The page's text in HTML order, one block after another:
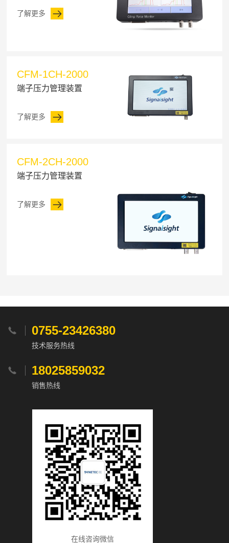
了解更多
CFM-1CH-2000
端子压力管理装置
了解更多
CFM-2CH-2000
端子压力管理装置
了解更多
 0755-23426380
技术服务热线
 18025859032
销售热线
在线咨询微信